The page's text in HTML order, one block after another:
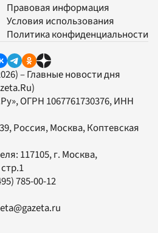
Правовая информация
Условия использования
Политика конфиденциальности
– Главные новости дня
, ОГРН 1067761730376, ИНН
Россия, Москва, Коптевская
117105, г. Москва,
785-00-12